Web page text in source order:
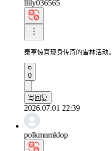
llily036565
泰亨惊喜现身传奇的雪林活动。
0
写回复
2026.07.01 22:39
polkmnmklop